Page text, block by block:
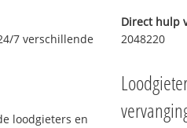
7 verschillende
loodgieters en
Direct hulp
2048220